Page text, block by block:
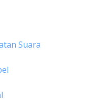
Suara